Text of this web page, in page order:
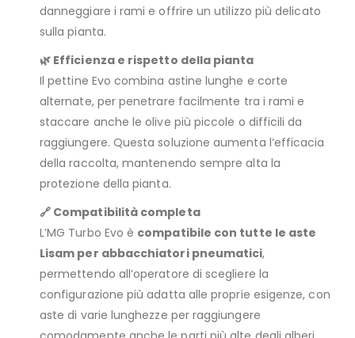
danneggiare i rami e offrire un utilizzo più delicato
sulla pianta.
🌿 Efficienza e rispetto della pianta
Il pettine Evo combina astine lunghe e corte
alternate, per penetrare facilmente tra i rami e
staccare anche le olive più piccole o difficili da
raggiungere. Questa soluzione aumenta l’efficacia
della raccolta, mantenendo sempre alta la
protezione della pianta.
🔗 Compatibilità completa
L’MG Turbo Evo è compatibile con tutte le aste
Lisam per abbacchiatori pneumatici,
permettendo all’operatore di scegliere la
configurazione più adatta alle proprie esigenze, con
aste di varie lunghezze per raggiungere